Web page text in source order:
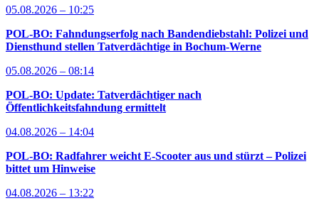
05.08.2026 – 10:25
POL-BO: Fahndungserfolg nach Bandendiebstahl: Polizei und
Diensthund stellen Tatverdächtige in Bochum-Werne
05.08.2026 – 08:14
POL-BO: Update: Tatverdächtiger nach
Öffentlichkeitsfahndung ermittelt
04.08.2026 – 14:04
POL-BO: Radfahrer weicht E-Scooter aus und stürzt – Polizei
bittet um Hinweise
04.08.2026 – 13:22